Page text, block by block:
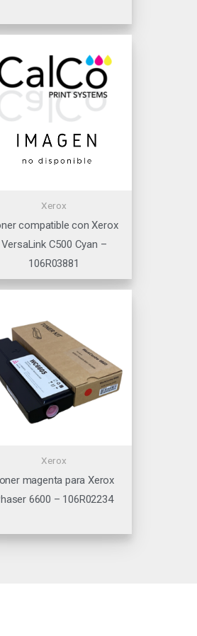
Xerox
compatible con Xerox
VersaLink C500 Cyan –
106R03881
Xerox
magenta para Xerox
6600 – 106R02234